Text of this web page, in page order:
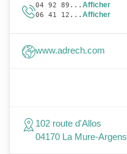
04 92 89... Afficher
06 41 12... Afficher
www.adrech.com
102 route d'Allos
04170 La Mure-Argens